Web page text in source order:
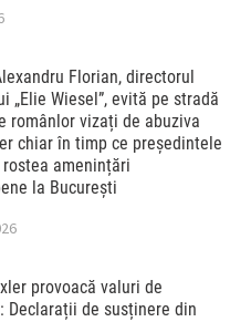
Florian, directorul
„Elie Wiesel”, evită pe stradă
românlor vizați de abuziva
chiar în timp ce președintele
amenințări
la București
provoacă valuri de
Declarații de susținere din